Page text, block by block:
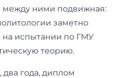
между ними подвижная:
заметно
на испытании по ГМУ
теорию.
два года, диплом